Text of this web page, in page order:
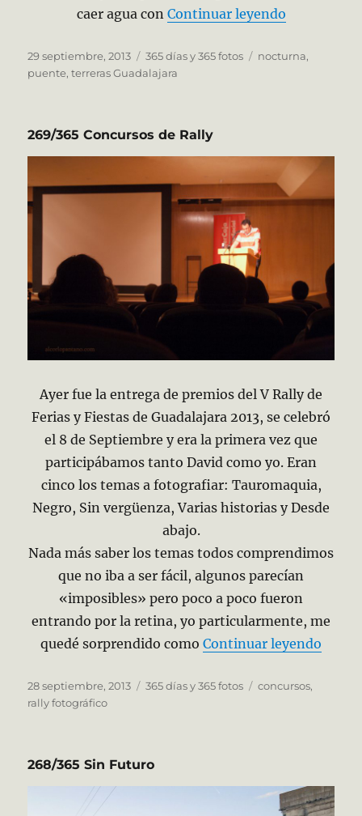
caer agua con Continuar leyendo«270/365
Publicado
el
29 septiembre, 2013 Categorías
365 días y 365 fotos Etiquetas
nocturna,
puente,terreras Guadalajara
269/365 Concursos de Rally
Ayer fue la entrega de premios del V Rally de
Ferias y Fiestas de Guadalajara 2013, se celebró
el 8 de Septiembre y era la primera vez que
participábamos tanto David como yo. Eran
cinco los temas a fotografiar: Tauromaquia,
Negro, Sin vergüenza, Varias historias y Desde
abajo.
Nada más saber los temas todos comprendimos
que no iba a ser fácil, algunos parecían
«imposibles» pero poco a poco fueron
entrando por la retina, yo particularmente, me
quedé sorprendido como Continuar leyendo
Publicado
el
28 septiembre, 2013 Categorías
365 días y 365 fotos Etiquetas
concursos,
rally fotográfico
268/365 Sin Futuro